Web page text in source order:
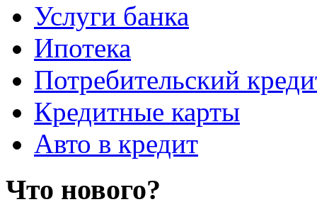
Услуги банка
Ипотека
Потребительский
Кредитные карты
Авто в кредит
Что нового?